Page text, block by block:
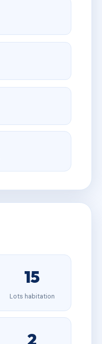
15
Lots habitation
2